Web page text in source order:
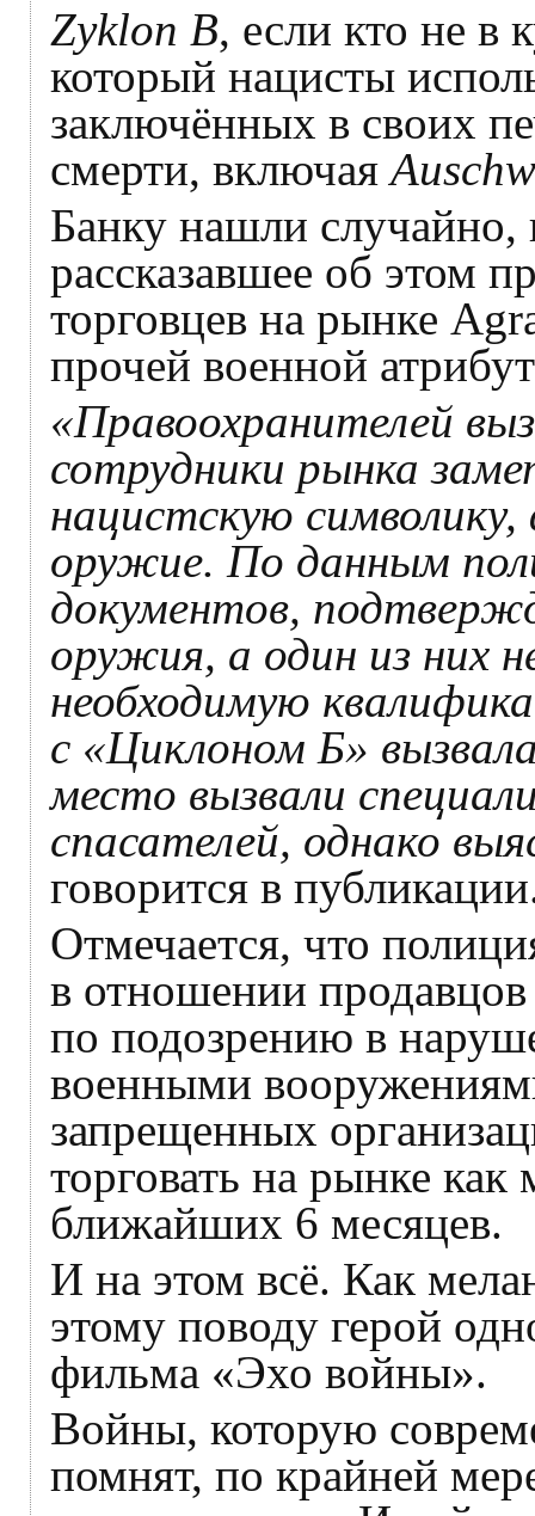
Zyklon B, если кто не в
который нацисты
заключённых в своих
смерти, включая
Банку нашли
рассказавшее об этом
торговцев на рынке
прочей военной
«Правоохранителей
сотрудники рынка
нацистскую
оружие. По данным
документов,
оружия, а один из них
необходимую
с «Циклоном Б»
место вызвали
спасателей, однако
говорится в
Отмечается, что
в отношении продавцов
по подозрению в
военными
запрещенных
торговать на рынке
ближайших 6 месяцев.
И на этом всё. Как
этому поводу герой
фильма «Эхо войны».
Войны, которую
помнят, по крайней